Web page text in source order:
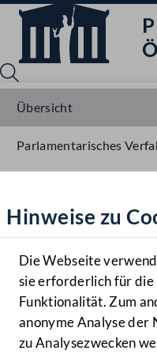
Hilfe
Benutzer
Navigationsmenü
MENÜ
Hinweise zu
Die Webseite
sie erforderlich für
Funktionalität. Zum
anonyme Analyse der
zu Analysezwecken
Übersicht
Parlamentarisches